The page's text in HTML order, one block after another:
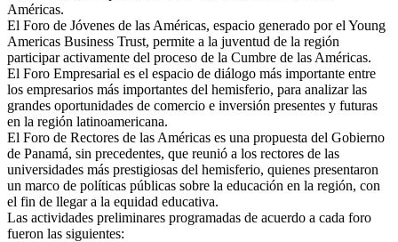
Américas.
El Foro de Jóvenes de las Américas, espacio generado por el Young
Americas Business Trust, permite a la juventud de la región
participar activamente del proceso de la Cumbre de las Américas.
El Foro Empresarial es el espacio de diálogo más importante entre
los empresarios más importantes del hemisferio, para analizar las
grandes oportunidades de comercio e inversión presentes y futuras
en la región latinoamericana.
El Foro de Rectores de las Américas es una propuesta del Gobierno
de Panamá, sin precedentes, que reunió a los rectores de las
universidades más prestigiosas del hemisferio, quienes presentaron
un marco de políticas públicas sobre la educación en la región, con
el fin de llegar a la equidad educativa.
Las actividades preliminares programadas de acuerdo a cada foro
fueron las siguientes: